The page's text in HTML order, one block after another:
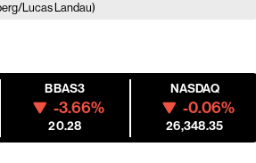
Lucas Landau)
BBAS3
-3.66%
20.28
NASDAQ
-0.06%
26,348.35